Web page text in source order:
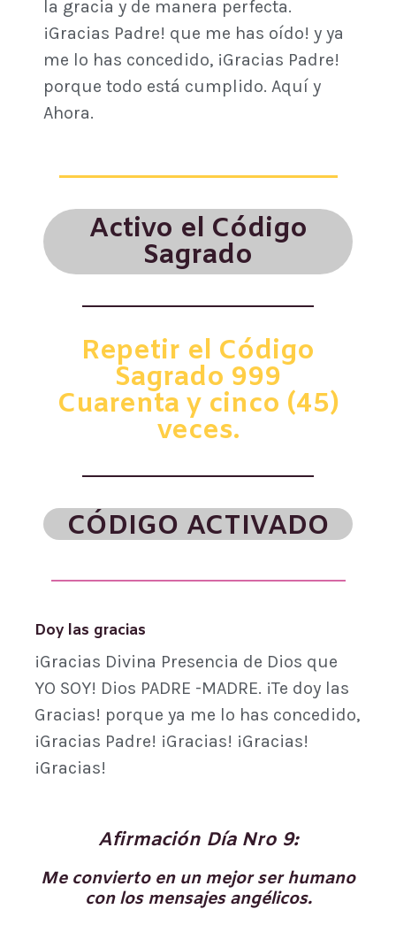
la gracia y de manera perfecta.
¡Gracias Padre! que me has oído! y ya
me lo has concedido, ¡Gracias Padre!
porque todo está cumplido. Aquí y
Ahora.
Activo el Código
Sagrado
Repetir el Código
Sagrado 999
Cuarenta y cinco (45)
veces.
CÓDIGO ACTIVADO
Doy las gracias
¡Gracias Divina Presencia de Dios que
YO SOY! Dios PADRE -MADRE. ¡Te doy las
Gracias! porque ya me lo has concedido,
¡Gracias Padre! ¡Gracias! ¡Gracias!
¡Gracias!
Afirmación Día Nro 9:
Me convierto en un mejor ser humano
con los mensajes angélicos.